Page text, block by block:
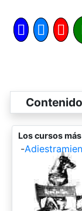
Los cursos
-